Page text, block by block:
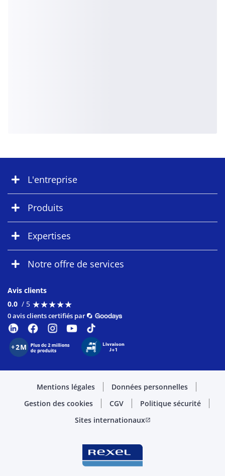
L'entreprise
Produits
Expertises
Notre offre de services
Avis clients
0.0 / 5 ★★★★★
★★★★★
0 avis clients certifiés par
Mentions légales
Données personnelles
Gestion des cookies
CGV
Politique sécurité
Sites internationauxopen_in_new